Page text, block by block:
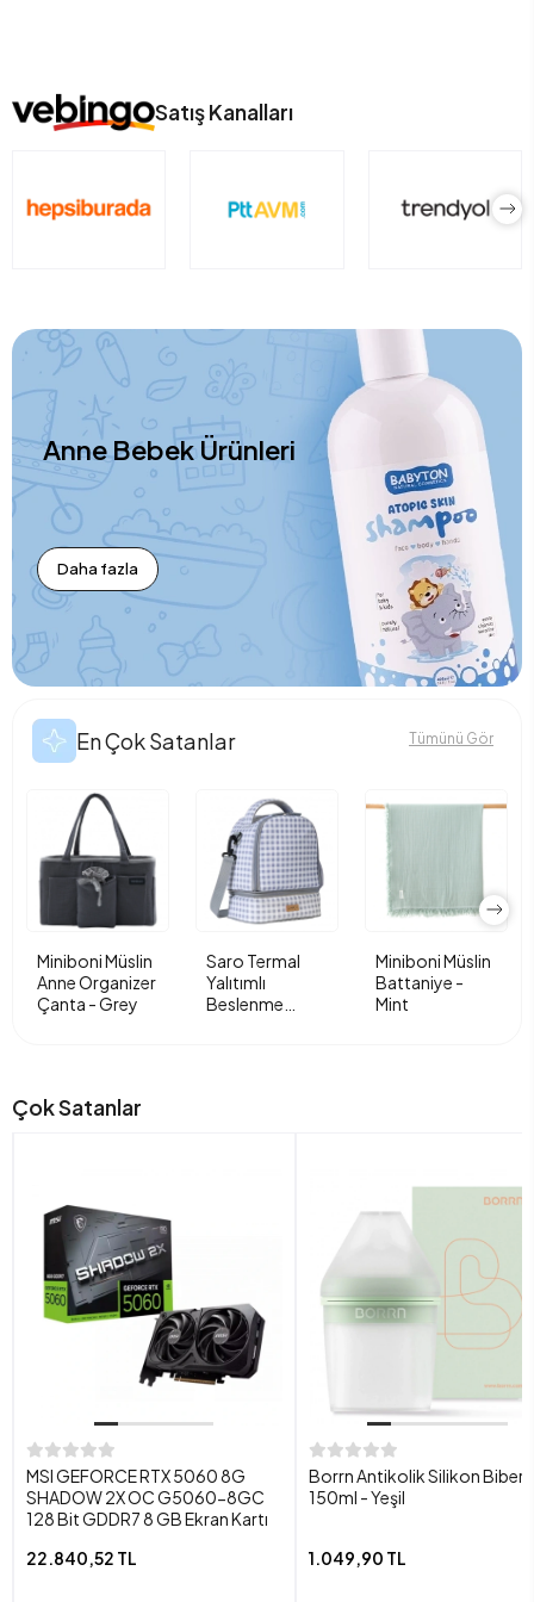
Satış Kanalları
Anne Bebek Ürünleri
Daha fazla
En Çok Satanlar Tümünü Gör
Miniboni Müslin
Anne Organizer
Çanta - Grey
Saro Termal
Yalıtımlı
Beslenme
Miniboni Müslin
Battaniye -
Mint
Çok Satanlar
MSI GEFORCE RTX 5060 8G
SHADOW 2X OC G5060-8GC
128 Bit GDDR7 8 GB Ekran Kartı
22.840,52 TL
Borrn Antikolik Silikon
150ml - Yeşil
1.049,90 TL